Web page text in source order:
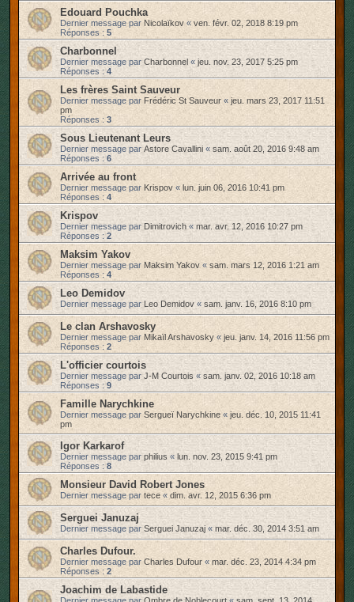
Edouard Pouchka
Dernier message par Nicolaïkov « ven. févr. 02, 2018 8:19 pm
Réponses : 5
Charbonnel
Dernier message parCharbonnel « jeu. nov. 23, 2017 5:25 pm
Réponses : 4
Les frères Saint Sauveur
Dernier message par Frédéric St Sauveur « jeu. mars 23, 2017 11:51
pm
Réponses : 3
Sous Lieutenant Leurs
Dernier message parAstore Cavallini « sam. août 20, 2016 9:48 am
Réponses : 6
Arrivée au front
Dernier message par Krispov « lun. juin 06, 2016 10:41 pm
Réponses : 4
Krispov
Dernier message parDimitrovich « mar. avr. 12, 2016 10:27 pm
Réponses : 2
Maksim Yakov
Dernier message par Maksim Yakov « sam. mars 12, 2016 1:21 am
Réponses : 4
Leo Demidov
Dernier message parLeo Demidov « sam. janv. 16, 2016 8:10 pm
Le clan Arshavosky
Dernier message par Mikaïl Arshavosky « jeu. janv. 14, 2016 11:56 pm
Réponses : 2
L'officier courtois
Dernier message parJ-M Courtois « sam. janv. 02, 2016 10:18 am
Réponses : 9
Famille Narychkine
Dernier message par Sergueï Narychkine« jeu. déc. 10, 2015 11:41
pm
Igor Karkarof
Dernier message parphilius « lun. nov. 23, 2015 9:41 pm
Réponses : 8
Monsieur David Robert Jones
Dernier message par tece «dim. avr. 12, 2015 6:36 pm
Serguei Januzaj
Dernier message parSerguei Januzaj « mar. déc. 30, 2014 3:51 am
Charles Dufour.
Dernier message par Charles Dufour «mar. déc. 23, 2014 4:34 pm
Réponses : 2
Joachim de Labastide